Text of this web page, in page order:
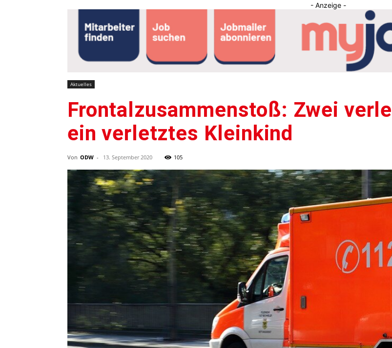
- Anzeige -
Aktuelles
Frontalzusammenstoß: Zwei
ein verletztes Kleinkind
Von ODW - 13. September 2020 105